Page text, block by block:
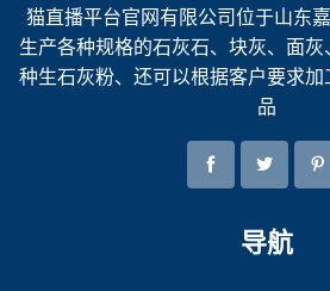
猫直播平台官网有限公司位于山东
生产各种规格的石灰石、块灰、面
种生石灰粉、还可以根据客户要求
品
导航